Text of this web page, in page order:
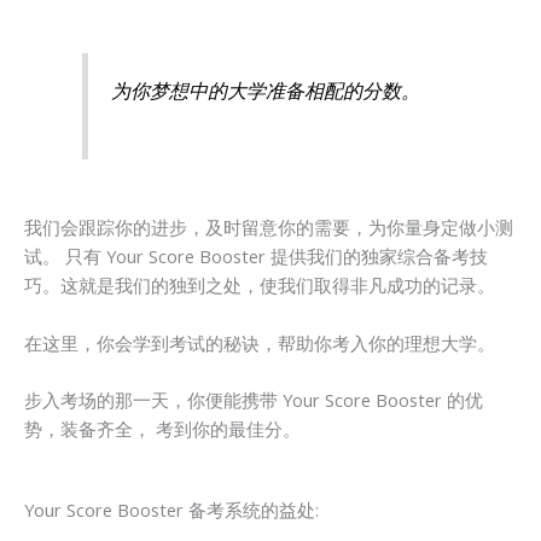
为你梦想中的大学准备相配的分数。
我们会跟踪你的进步，及时留意你的需要，为你量身定做小测
试。 只有 Your Score Booster 提供我们的独家综合备考技
巧。这就是我们的独到之处，使我们取得非凡成功的记录。
在这里，你会学到考试的秘诀，帮助你考入你的理想大学。
步入考场的那一天，你便能携带 Your Score Booster 的优
势，装备齐全， 考到你的最佳分。
Your Score Booster 备考系统的益处: